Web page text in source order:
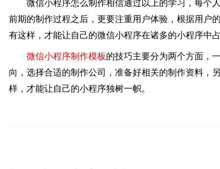
微信小程序怎么制作相信通过以上的学习，每个
前期的制作过程之后，更要注重用户体验，根据用户
有这样，才能让自己的微信小程序在诸多的小程序中
微信小程序制作模板的技巧主要分为两个方面，
向，选择合适的制作公司，准备好相关的制作资料，
样，才能让自己的小程序独树一帜。